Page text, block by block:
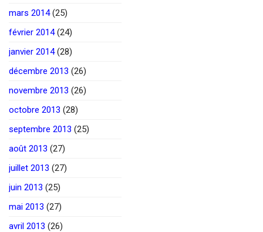
mars 2014(25)
février 2014(24)
janvier 2014(28)
décembre 2013 (26)
novembre 2013 (26)
octobre 2013 (28)
septembre 2013 (25)
août 2013 (27)
juillet 2013 (27)
juin 2013 (25)
mai 2013 (27)
avril 2013 (26)